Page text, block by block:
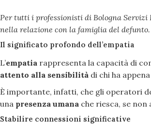
Per tutti i professionisti di Bologna
nella relazione con la famiglia del defunto.
Il significato profondo dell’empatia
L’empatia rappresenta la capacità di
attento alla sensibilità di chi ha
È importante, infatti, che gli operatori
una presenza umana che riesca, se non
Stabilire connessioni significative